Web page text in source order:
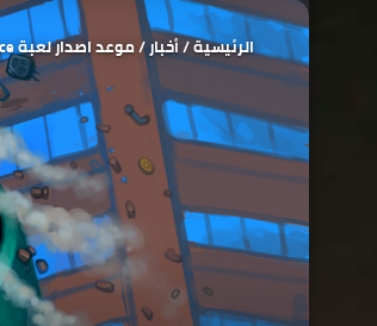
الرئيسية/أخبار/موعد اصدار لعبة Mechstermination Force على الحاسب الشخصي